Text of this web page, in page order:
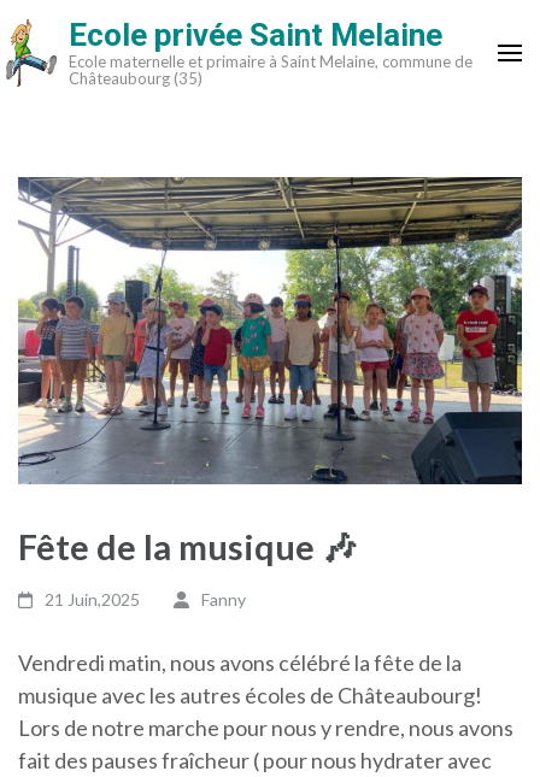
Aller
au
contenu
Ecole privée Saint Melaine
Ecole maternelle et primaire à Saint Melaine, commune de
Châteaubourg (35)
Fête de la musique 🎶
21 Juin,2025 Fanny
Vendredi matin, nous avons célébré la fête de la
musique avec les autres écoles de Châteaubourg!
Lors de notre marche pour nous y rendre, nous avons
fait des pauses fraîcheur ( pour nous hydrater avec